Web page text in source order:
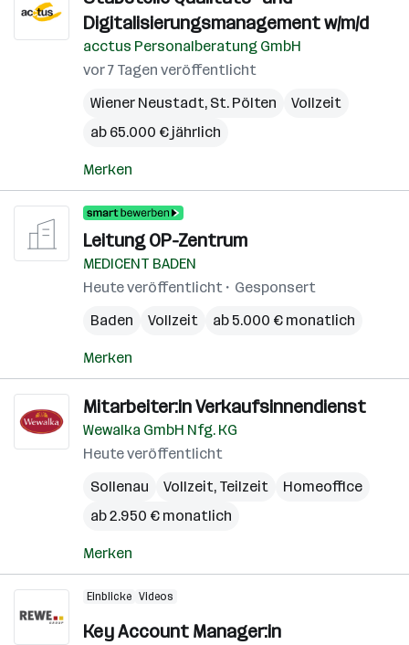
Digitalisierungsmanagement w/m/d
acctus Personalberatung GmbH
vor 7 Tagen veröffentlicht
Wiener Neustadt, St. Pölten
Vollzeit
ab 65.000 € jährlich
Merken
Leitung OP-Zentrum
MEDICENT BADEN
Heute veröffentlicht
Gesponsert
Baden
Vollzeit ab 5.000 € monatlich
Merken
Mitarbeiter:in Verkaufsinnendienst
Wewalka GmbH Nfg. KG
Heute veröffentlicht
Sollenau
Vollzeit, Teilzeit
Homeoffice
ab 2.950 € monatlich
Merken
Einblicke Videos
Key Account Manager:in